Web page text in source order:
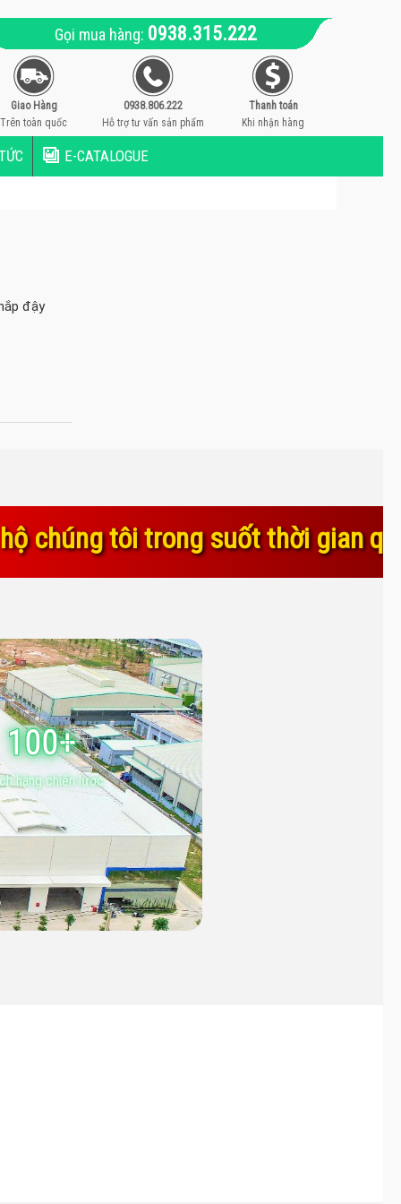
Gọi mua hàng: 0938.315.222
Giao Hàng
Trên toàn quốc
0938.806.222
Hỗ trợ tư vấn sản phẩm
Thanh toán
Khi nhận hàng
E-CATALOGUE
đậy
qua. Sự tin yêu và gắn
100+
hàng chiến lược